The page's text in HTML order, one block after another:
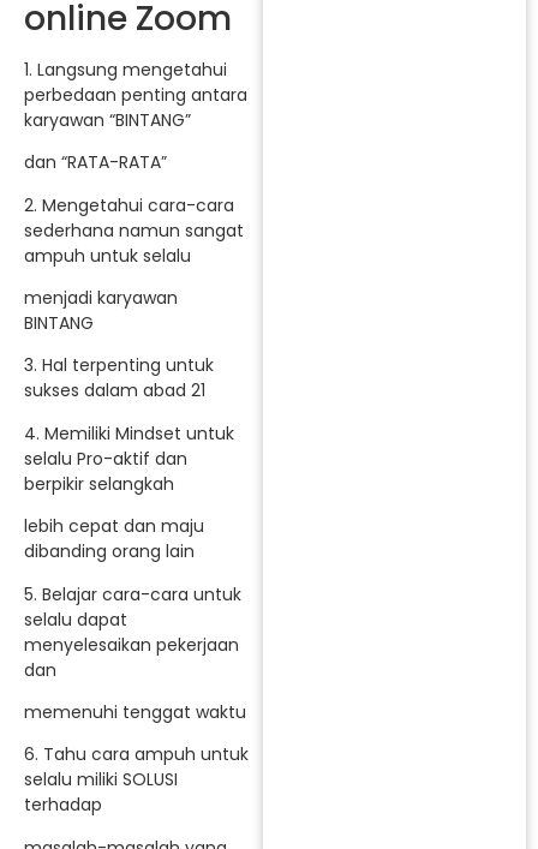
online Zoom
1. Langsung mengetahui
perbedaan penting antara
karyawan “BINTANG”
dan “RATA-RATA”
2. Mengetahui cara-cara
sederhana namun sangat
ampuh untuk selalu
menjadi karyawan
BINTANG
3. Hal terpenting untuk
sukses dalam abad 21
4. Memiliki Mindset untuk
selalu Pro-aktif dan
berpikir selangkah
lebih cepat dan maju
dibanding orang lain
5. Belajar cara-cara untuk
selalu dapat
menyelesaikan pekerjaan
dan
memenuhi tenggat waktu
6. Tahu cara ampuh untuk
selalu miliki SOLUSI
terhadap